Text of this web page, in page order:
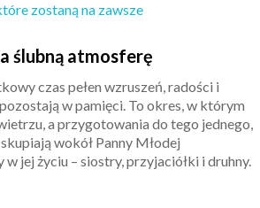
zostaną na zawsze
ślubną atmosferę
czas pełen wzruszeń, radości i
w pamięci. To okres, w którym
a przygotowania do tego jednego,
wokół Panny Młodej
jej życiu – siostry, przyjaciółki i druhny.